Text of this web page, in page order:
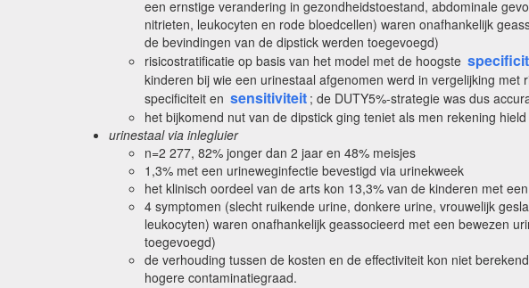
een ernstige verandering in gezondheidstoestand, abdominale
nitrieten, leukocyten en rode bloedcellen) waren onafhankelijk
de bevindingen van de dipstick werden toegevoegd)
risicostratificatie op basis van het model met de hoogste
kinderen bij wie een urinestaal afgenomen werd in vergelijking
specificiteit en sensitiviteit ; de DUTY5%-strategie was dus
het bijkomend nut van de dipstick ging teniet als men rekening
urinestaal via inlegluier
n=2 277, 82% jonger dan 2 jaar en 48% meisjes
1,3% met een urineweginfectie bevestigd via urinekweek
het klinisch oordeel van de arts kon 13,3% van de kinderen met
4 symptomen (slecht ruikende urine, donkere urine, vrouwelijk
leukocyten) waren onafhankelijk geassocieerd met een bewezen
toegevoegd)
de verhouding tussen de kosten en de effectiviteit kon niet
hogere contaminatiegraad.